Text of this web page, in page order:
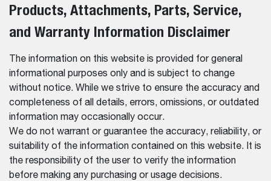
Products, Attachments, Parts, Service,
and Warranty Information Disclaimer
The information on this website is provided for general
informational purposes only and is subject to change
without notice. While we strive to ensure the accuracy and
completeness of all details, errors, omissions, or outdated
information may occasionally occur.
We do not warrant or guarantee the accuracy, reliability, or
suitability of the information contained on this website. It is
the responsibility of the user to verify the information
before making any purchasing or usage decisions.